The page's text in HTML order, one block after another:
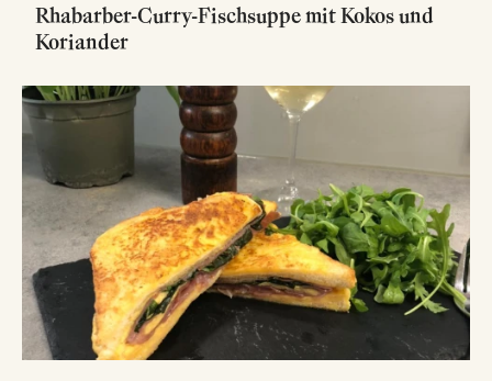
Rhabarber-Curry-Fischsuppe mit Kokos und
Koriander